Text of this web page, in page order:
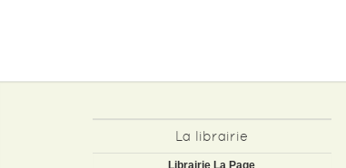
La librairie
Librairie La Page